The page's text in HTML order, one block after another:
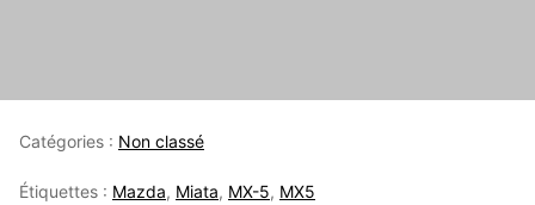
Catégories : Non classé
Étiquettes : Mazda, Miata, MX-5, MX5